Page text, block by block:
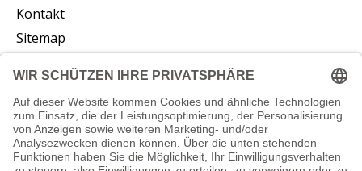
Kontakt
Sitemap
Abonnieren Sie unseren Newsletter
Abonnieren